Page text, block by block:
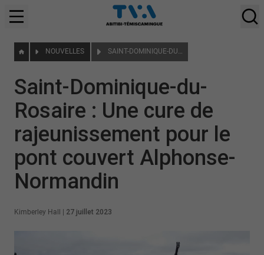
NOUVELLES SAINT-DOMINIQUE-DU-ROSAIRE : UNE CURE DE RAJEUNISSEMENT POUR LE PONT COUVERT ALPHONSE-NORMANDIN
Saint-Dominique-du-
Rosaire : Une cure de
rajeunissement pour le
pont couvert Alphonse-
Normandin
Kimberley Hall 27 juillet 2023